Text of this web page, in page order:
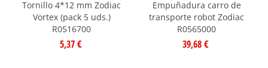
Tornillo 4*12 mm Zodiac
Vortex (pack 5 uds.)
R0516700
5,37 €
Empuñadura carro de
transporte robot Zodiac
R0565000
39,68 €